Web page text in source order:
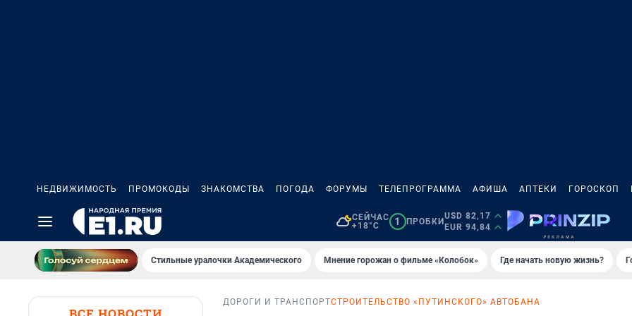
НЕДВИЖИМОСТЬ ПРОМОКОДЫ ЗНАКОМСТВА ПОГОДА ФОРУМЫ ТЕЛЕПРОГРАММА АФИША АПТЕКИ ГОРОСКОП
СЕЙЧАС
+18°C
1 ПРОБКИ
USD 82,17
EUR 94,84
Стильные уралочки Академического Мнение горожан о фильме «Колобок» Где начать новую жизнь?
ДОРОГИ И ТРАНСПОРТСТРОИТЕЛЬСТВО «ПУТИНСКОГО» АВТОБАНА